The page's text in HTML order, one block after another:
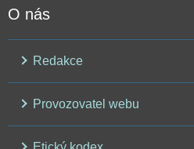
O nás
Redakce
Provozovatel webu